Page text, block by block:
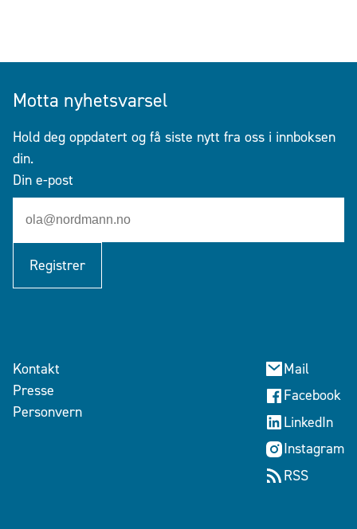
Motta nyhetsvarsel
Hold deg oppdatert og få siste nytt fra oss i innboksen
din.
Din e-post
Registrer
Kontakt
Presse
Personvern
Mail
Facebook
LinkedIn
Instagram
RSS